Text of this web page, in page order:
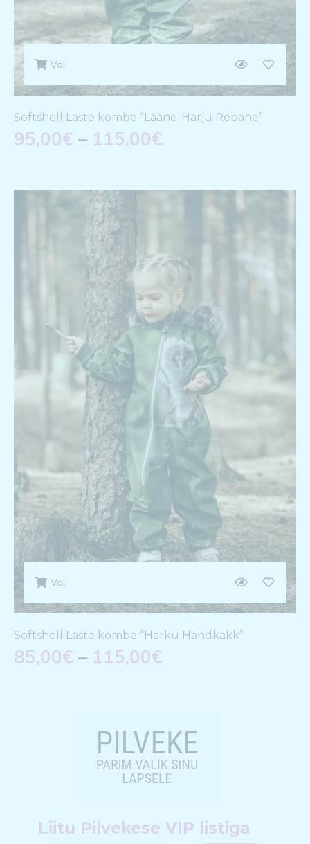
Vali
Softshell Laste kombe “Lääne-Harju Rebane”
95,00€ – 115,00€
Vali
Softshell Laste kombe “Harku Händkakk”
85,00€ – 115,00€
Liitu Pilvekese VIP listiga